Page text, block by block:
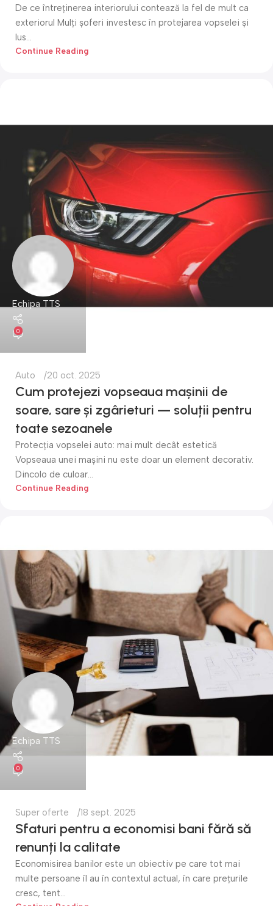
De ce întreținerea interiorului contează la fel de mult ca
exteriorul Mulți șoferi investesc în protejarea vopselei și
lus...
Continue Reading
Echipa TTS
0
Auto 20 oct. 2025
Cum protejezi vopseaua mașinii de
soare, sare și zgârieturi — soluții pentru
toate sezoanele
Protecția vopselei auto: mai mult decât estetică
Vopseaua unei mașini nu este doar un element decorativ.
Dincolo de culoar...
Continue Reading
Echipa TTS
0
Super oferte 18 sept. 2025
Sfaturi pentru a economisi bani fără să
renunți la calitate
Economisirea banilor este un obiectiv pe care tot mai
multe persoane îl au în contextul actual, în care prețurile
cresc, tent...